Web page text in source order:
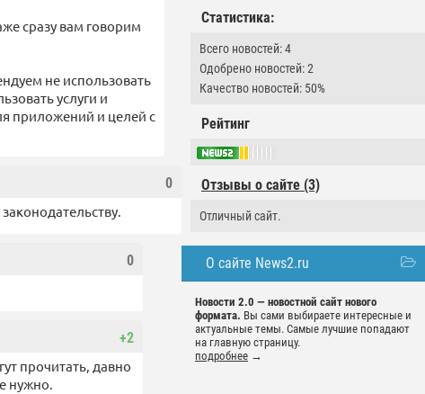
Статистика:
Всего новостей: 4
Одобрено новостей: 2
Качество новостей: 50%
Рейтинг
Отзывы о сайте (3)
Отличный сайт.
О сайте News2.ru
Новости 2.0 — новостной сайт нового
формата. Вы сами выбираете интересные и
актуальные темы. Самые лучшие попадают
на главную страницу.
подробнее →
сразу вам говорим
не использовать
услуги и
приложений и целей с
0
0
+2
прочитать, давно
нужно.